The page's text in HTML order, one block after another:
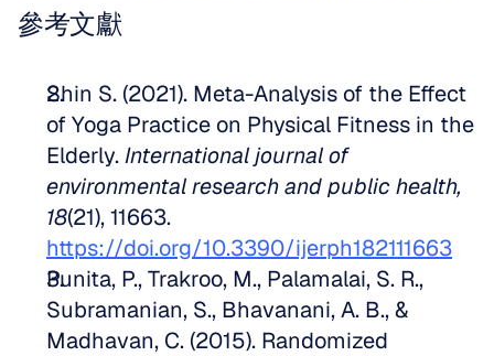
參考文獻
Shin S. (2021). Meta-Analysis of the Effect
of Yoga Practice on Physical Fitness in the
Elderly. International journal of
environmental research and public health,
18
https://doi.org/10.3390/ijerph182111663
Punita, P., Trakroo, M., Palamalai, S. R.,
Subramanian, S., Bhavanani, A. B., &
Madhavan, C. (2015). Randomized